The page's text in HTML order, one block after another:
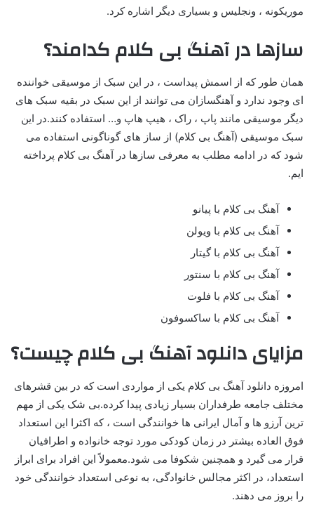
موریکونه ، ونجلیس و بسیاری دیگر اشاره کرد.
سازها در آهنگ بی کلام کدامند؟
همان طور که از اسمش پیداست ، در این سبک از موسیقی خواننده
ای وجود ندارد و آهنگسازان می توانند از این سبک در بقیه سبک های
دیگر موسیقی مانند پاپ ، راک ، هیپ هاپ و… استفاده کنند.در این
سبک موسیقی (آهنگ بی کلام) از ساز های گوناگونی استفاده می
شود که در ادامه مطلب به معرفی سازها در آهنگ بی کلام پرداخته
ایم.
آهنگ بی کلام با پیانو
آهنگ بی کلام با ویولن
آهنگ بی کلام با گیتار
آهنگ بی کلام با سنتور
آهنگ بی کلام با فلوت
آهنگ بی کلام با ساکسوفون
مزایای دانلود آهنگ بی کلام چیست؟
امروزه دانلود آهنگ بی کلام یکی از مواردی است که در بین قشرهای
مختلف جامعه طرفداران بسیار زیادی پیدا کرده.بی شک یکی از مهم
ترین آرزو ها و آمال ایرانی ها خوانندگی است ، که اکثرا این استعداد
فوق العاده بیشتر در زمان کودکی مورد توجه خانواده و اطرافیان
قرار می گیرد و همچنین شکوفا می شود.معمولاً این افراد برای ابراز
استعداد، در اکثر مجالس خانوادگی، به نوعی استعداد خوانندگی خود
را بروز می دهند.